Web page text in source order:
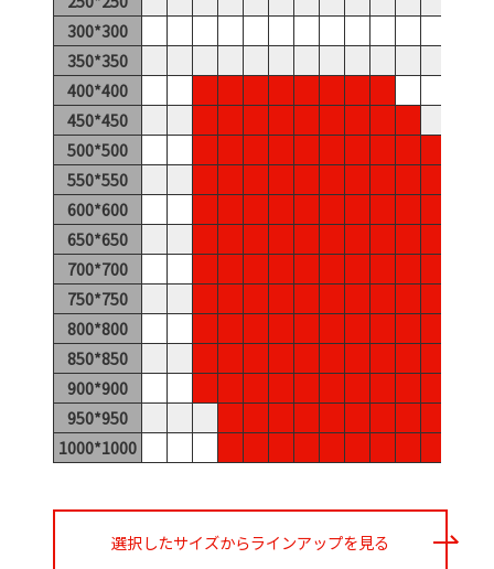
300*300
350*350
400*400
450*450
500*500
550*550
600*600
650*650
700*700
750*750
800*800
850*850
900*900
950*950
1000*1000
選択したサイズからラインアップを見る